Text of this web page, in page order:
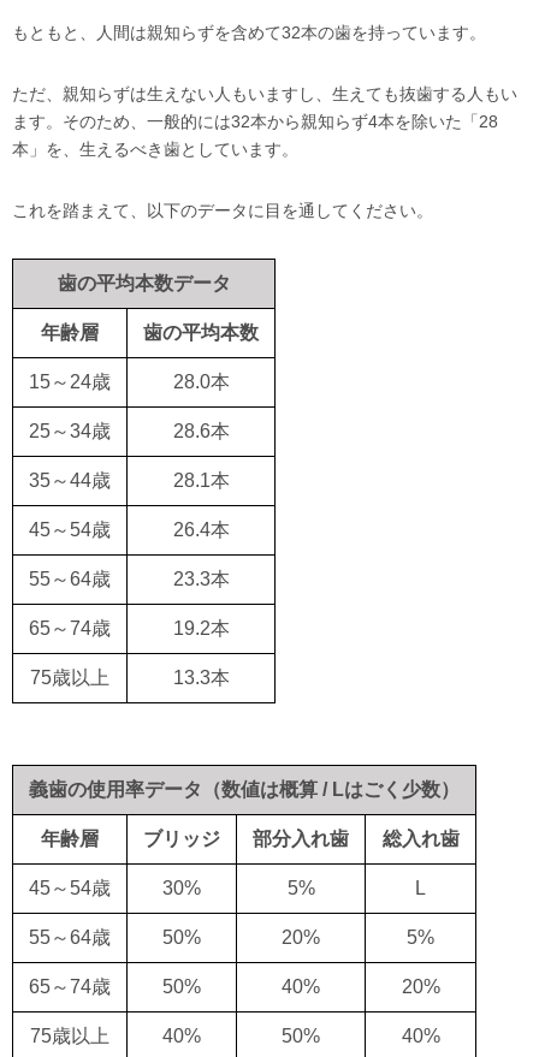
もともと、人間は親知らずを含めて32本の歯を持っています。
ただ、親知らずは生えない人もいますし、生えても抜歯する人もい
ます。そのため、一般的には32本から親知らず4本を除いた「28
本」を、生えるべき歯としています。
これを踏まえて、以下のデータに目を通してください。
歯の平均本数データ
年齢層 歯の平均本数
15～24歳 28.0本
25～34歳 28.6本
35～44歳 28.1本
45～54歳 26.4本
55～64歳 23.3本
65～74歳 19.2本
75歳以上 13.3本
義歯の使用率データ（数値は概算 / Lはごく少数）
年齢層 ブリッジ 部分入れ歯 総入れ歯
45～54歳 30% 5% L
55～64歳 50% 20% 5%
65～74歳 50% 40% 20%
75歳以上 40% 50% 40%